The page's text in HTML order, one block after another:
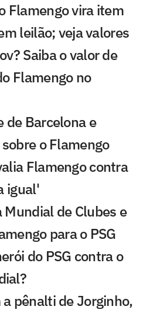
Flamengo vira item
leilão; veja valores
Saiba o valor de
Flamengo no
de Barcelona e
o Flamengo
Flamengo contra
igual'
de Clubes e
para o PSG
do PSG contra o
pênalti de Jorginho,